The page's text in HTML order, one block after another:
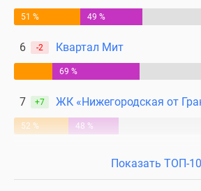
51 % 49 %
6 -2 Квартал Мит
69 %
7 +7 ЖК «Нижегородская от
52 % 48 %
Показать ТОП-10